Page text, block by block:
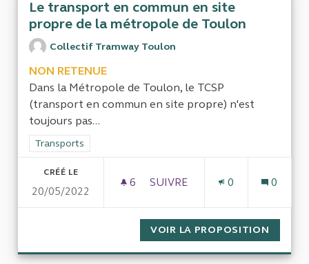
Le transport en commun en site
propre de la métropole de Toulon
Collectif Tramway Toulon
NON RETENUE
Dans la Métropole de Toulon, le TCSP
(transport en commun en site propre) n'est
toujours pas...
Filtrer les résultats de la catégorie : Transports
Transports
CRÉÉ LE
20/05/2022
6 6 ABONNÉS
SUIVRE
0 0
VOIR LA PROPOSITION